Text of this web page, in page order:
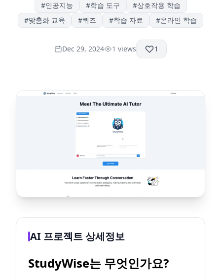
#인공지능 #학습 도구 #상호작용 학습
#맞춤화 교육 #퀴즈 #학습 자료 #온라인 학습
Dec 29, 2024 1 views 1
AI 프로젝트 상세정보
StudyWise는 무엇인가요?